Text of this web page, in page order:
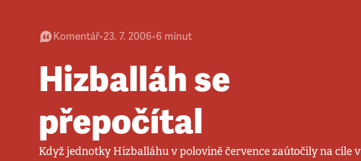
Komentář•23. 7. 2006•6 minut
Hizballáh se
přepočítal
Když jednotky Hizballáhu v polovině července zaútočily na cíle v